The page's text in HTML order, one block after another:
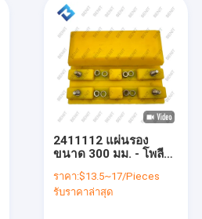
2411112 แผ่นรอง
ขนาด 300 มม. - โพลียูรี
2102697 แผ่นรองโพลี
สำหรับงานกัด
ราคา:$13.5~17/Pieces
รับราคาล่าสุด